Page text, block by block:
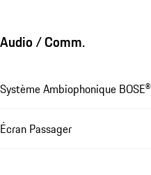
Audio / Comm.
Système Ambiophonique BOSE®
Écran Passager